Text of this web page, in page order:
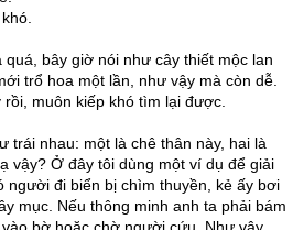
quá, bây giờ nói như cây thiết mộc lan
trổ hoa một lần, như vậy mà còn dễ.
muôn kiếp khó tìm lại được.
trái nhau: một là chê thân này, hai là
vậy? Ở đây tôi dùng một ví dụ để giải
người đi biển bị chìm thuyền, kẻ ấy bơi
mục. Nếu thông minh anh ta phải bám